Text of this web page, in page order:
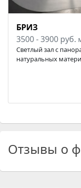
БРИЗ
3500 - 3900 руб.
Светлый зал с
натуральных
Отзывы о